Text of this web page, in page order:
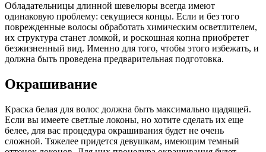
Обладательницы длинной шевелюры всегда имеют
одинаковую проблему: секущиеся концы. Если и без того
поврежденные волосы обработать химическим осветлителем,
их структура станет ломкой, и роскошная копна приобретет
безжизненный вид. Именно для того, чтобы этого избежать, и
должна быть проведена предварительная подготовка.
Окрашивание
Краска белая для волос должна быть максимально щадящей.
Если вы имеете светлые локоны, но хотите сделать их еще
белее, для вас процедура окрашивания будет не очень
сложной. Тяжелее придется девушкам, имеющим темный